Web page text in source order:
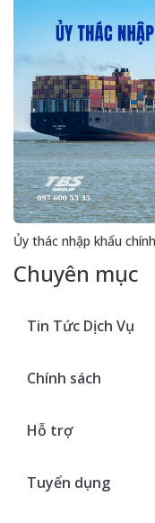
Ủy thác nhập khẩu
Chuyên mục
Tin Tức Dịch Vụ
Chính sách
Hỗ trợ
Tuyển dụng